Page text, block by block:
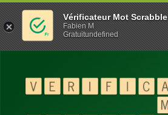
Vérificateur Mot Scrabble
Fabien M
Gratuitundefined